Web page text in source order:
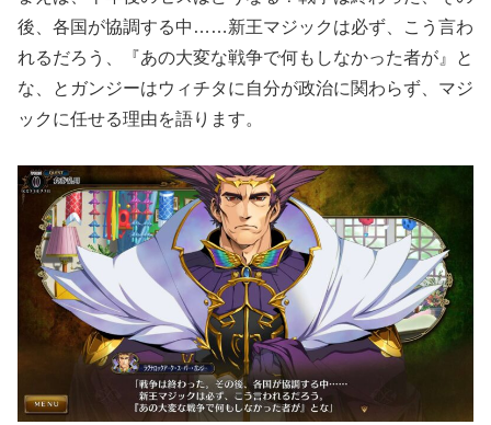
後、各国が協調する中……新王マジックは必ず、こう言わ
れるだろう、『あの大変な戦争で何もしなかった者が』と
な、とガンジーはウィチタに自分が政治に関わらず、マジ
ックに任せる理由を語ります。